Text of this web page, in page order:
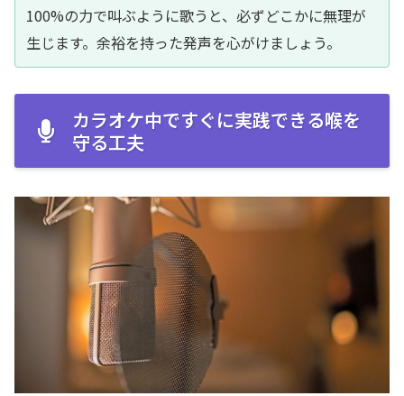
100%の力で叫ぶように歌うと、必ずどこかに無理が
生じます。余裕を持った発声を心がけましょう。
カラオケ中ですぐに実践できる喉を
守る工夫